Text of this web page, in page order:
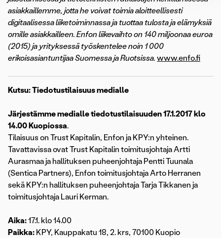
asiakkaillemme, jotta he voivat toimia aloitteellisesti
digitaalisessa liiketoiminnassa ja tuottaa tulosta ja elämyksiä
omille asiakkailleen. Enfon liikevaihto on 140 miljoonaa euroa
(2015) ja yrityksessä työskentelee noin 1 000
erikoisasiantuntijaa Suomessa ja Ruotsissa. www.enfo.fi
Kutsu: Tiedotustilaisuusmedialle
Järjestämme medialle tiedotustilaisuuden 17.1.2017 klo
14.00 Kuopiossa.
Tilaisuus on Trust Kapitalin, Enfon ja KPY:n yhteinen.
Tavattavissa ovat Trust Kapitalin toimitusjohtaja Artti
Aurasmaa ja hallituksen puheenjohtaja Pentti Tuunala
(Sentica Partners), Enfon toimitusjohtaja Arto Herranen
sekä KPY:n hallituksen puheenjohtaja Tarja Tikkanen ja
toimitusjohtaja Lauri Kerman.
Aika:17.1. klo 14.00
Paikka: KPY, Kauppakatu 18, 2. krs, 70100 Kuopio